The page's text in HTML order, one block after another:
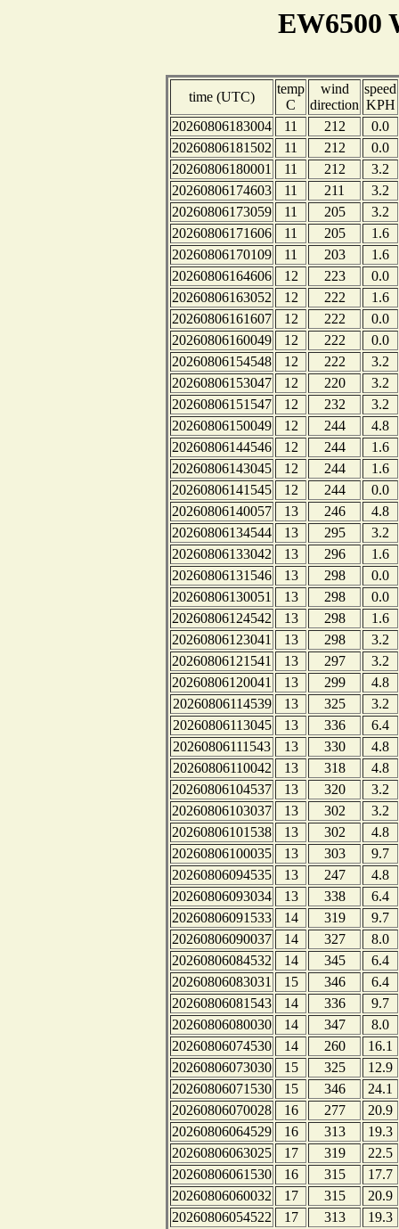
EW6500
time (UTC)
temp
C
wind
direction
speed
KPH
20260806183004
11 212
0.0
20260806181502
11 212
0.0
20260806180001
11 212
3.2
20260806174603
11 211
3.2
20260806173059
11 205
3.2
20260806171606
11 205
1.6
20260806170109
11 203
1.6
20260806164606
12 223
0.0
20260806163052
12 222
1.6
20260806161607
12 222
0.0
20260806160049
12 222
0.0
20260806154548
12 222
3.2
20260806153047
12 220
3.2
20260806151547
12 232
3.2
20260806150049
12 244
4.8
20260806144546
12 244
1.6
20260806143045
12 244
1.6
20260806141545
12 244
0.0
20260806140057
13 246
4.8
20260806134544
13 295
3.2
20260806133042
13 296
1.6
20260806131546
13 298
0.0
20260806130051
13 298
0.0
20260806124542
13 298
1.6
20260806123041
13 298
3.2
20260806121541
13 297
3.2
20260806120041
13 299
4.8
20260806114539
13 325
3.2
20260806113045
13 336
6.4
20260806111543
13 330
4.8
20260806110042
13 318
4.8
20260806104537
13 320
3.2
20260806103037
13 302
3.2
20260806101538
13 302
4.8
20260806100035
13 303
9.7
20260806094535
13 247
4.8
20260806093034
13 338
6.4
20260806091533
14 319
9.7
20260806090037
14 327
8.0
20260806084532
14 345
6.4
20260806083031
15 346
6.4
20260806081543
14 336
9.7
20260806080030
14 347
8.0
20260806074530
14 260
16.1
20260806073030
15 325
12.9
20260806071530
15 346
24.1
20260806070028
16 277
20.9
20260806064529
16 313
19.3
20260806063025
17 319
22.5
20260806061530
16 315
17.7
20260806060032
17 315
20.9
20260806054522
17 313
19.3